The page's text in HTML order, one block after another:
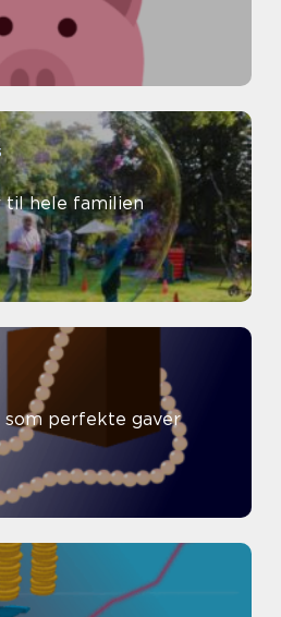
til hele familien
som perfekte gaver